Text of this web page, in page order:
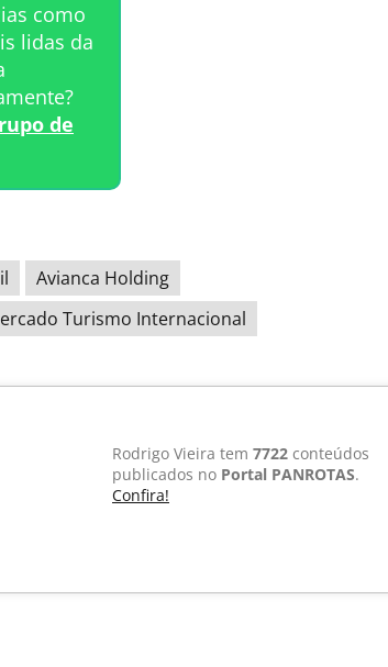
como
lidas da
de
Avianca Holding
Turismo Internacional
Rodrigo Vieira tem 7722 conteúdos
publicados no Portal PANROTAS.
Confira!